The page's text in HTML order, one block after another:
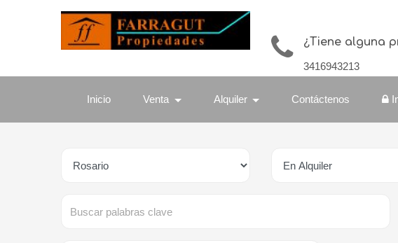
¿Tiene alguna
3416943213
Inicio Venta Alquiler Contáctenos